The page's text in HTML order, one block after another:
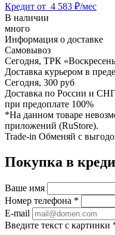
Кредит от 4 583 ₽/мес
В наличии
много
Информация о доставке
Самовывоз
Сегодня, ТРК
Доставка курьером в
Сегодня, 300 руб
Доставка по России и СНГ
при предоплате 100%
*На данном товаре
приложений (RuStore).
Trade-in Обменяй с
Покупка в
Ваше имя
Номер телефона *
E-mail
Введите текст с картинки